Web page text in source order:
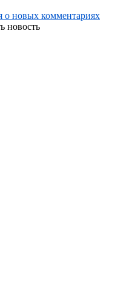
о новых комментариях
новость